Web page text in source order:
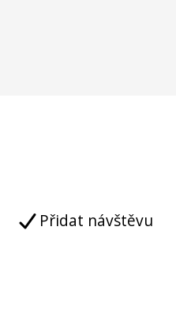
Přidat návštěvu